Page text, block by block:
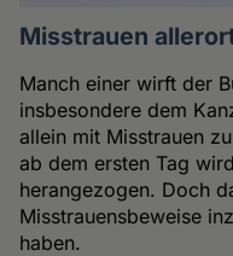
Misstrauen
Manch einer wirft der
insbesondere dem
allein mit Misstrauen
ab dem ersten Tag
herangezogen. Doch
Misstrauensbeweise
haben.